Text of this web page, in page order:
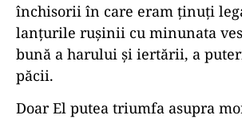
închisorii în care eram ținuți
lanțurile rușinii cu minunata
bună a harului și iertării, a
păcii.
Doar El putea triumfa asupra